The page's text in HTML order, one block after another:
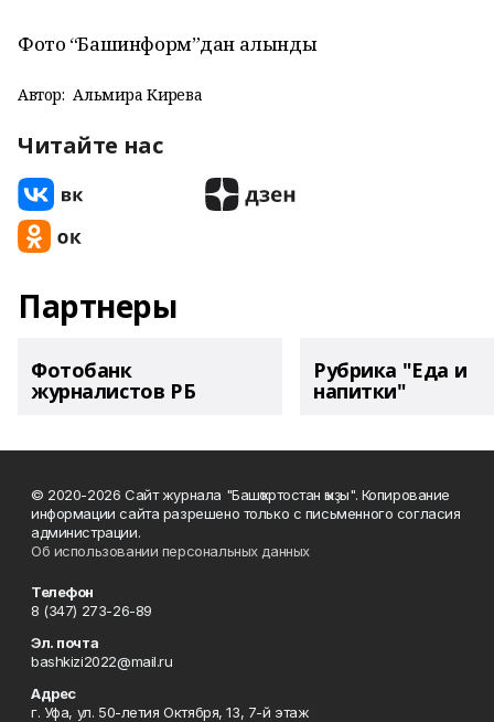
Фото “Башинформ”дан алынды
Автор: Альмира Кирәева
Читайте нас
Партнеры
Фотобанк
журналистов РБ
Рубрика "Еда и
напитки"
© 2020-2026 Сайт журнала "Башҡортостан ҡыҙы". Копирование
информации сайта разрешено только с письменного согласия
администрации.
Об использовании персональных данных
Телефон
8 (347) 273-26-89
Эл. почта
bashkizi2022@mail.ru
Адрес
г. Уфа, ул. 50-летия Октября, 13, 7-й этаж